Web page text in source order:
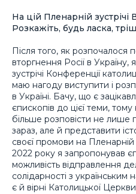
На цій Пленарній
Розкажіть, будь ласка,
Після того, як
вторгнення Росії в Україну,
зустрічі Конференції
маю нагоду виступити і
в Україні. Бачу, що є
єпископів до цієї теми,
більше розповісти не лише
зараз, але й представити
своєї промови на Пленарній
2022 року я запропонував
можливість відправлення
солідарності з
є й вірні Католицької